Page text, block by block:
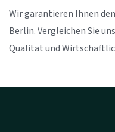
Wir garantieren Ihnen
Berlin. Vergleichen Sie
Qualität und